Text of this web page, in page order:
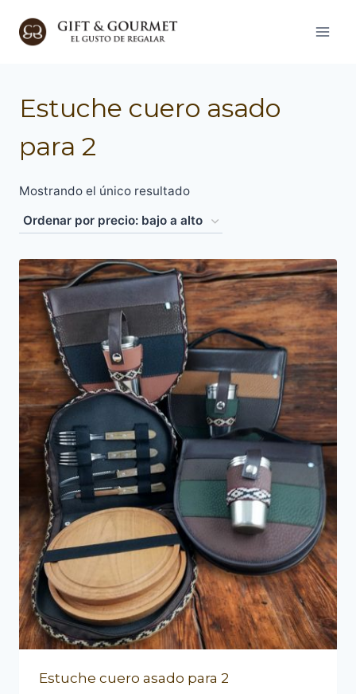
Estuche cuero asado
para 2
Mostrando el único resultado
Estuche cuero asado para 2